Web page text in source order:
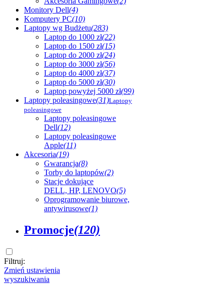
Monitory Dell(4)
Komputery PC(10)
Laptopy wg Budżetu(283)
Laptop do 1000 zł(22)
Laptop do 1500 zł(15)
Laptop do 2000 zł(24)
Laptop do 3000 zł(56)
Laptop do 4000 zł(37)
Laptop do 5000 zł(30)
Laptop powyżej 5000 zł(99)
Laptopy poleasingowe(31)Laptopy
poleasingowe
Laptopy poleasingowe
Dell(12)
Laptopy poleasingowe
Apple(11)
Akcesoria(19)
Gwarancja(8)
Torby do laptopów(2)
Stacje dokujące
DELL, HP, LENOVO(5)
Oprogramowanie biurowe,
antywirusowe(1)
Promocje(120)
Filtruj:
Zmień ustawienia
wyszukiwania